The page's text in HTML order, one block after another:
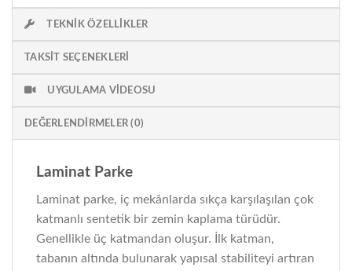
TEKNIK ÖZELLIKLER
TAKSIT SEÇENEKLERI
UYGULAMA VIDEOSU
DEĞERLENDIRMELER (0)
Laminat Parke
Laminat parke, iç mekânlarda sıkça karşılaşılan çok
katmanlı sentetik bir zemin kaplama türüdür.
Genellikle üç katmandan oluşur. İlk katman,
tabanın altında bulunarak yapısal stabiliteyi artıran